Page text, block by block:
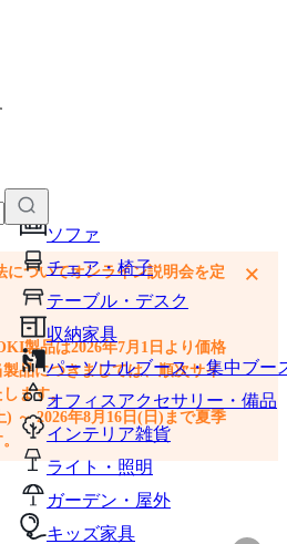
ソファ
チェア・椅子
テーブル・デスク
収納家具
パーソナルブース・集中ブー
オフィスアクセサリー・備品
インテリア雑貨
ライト・照明
ガーデン・屋外
キッズ家具
り付けて、カートに追加できます
ついてオンライン説明会を定
製品は2026年7月1日より価格
品につきましては、順次サイ
ます。
～ 2026年8月16日(日)まで夏季
×